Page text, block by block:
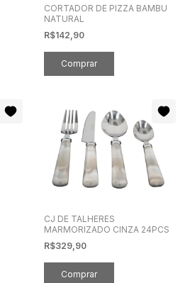
CORTADOR DE PIZZA BAMBU
NATURAL
R$142,90
CJ DE TALHERES
MARMORIZADO CINZA 24PCS
R$329,90